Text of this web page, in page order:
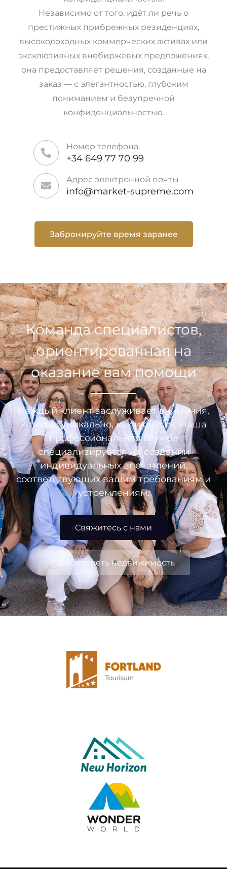
Независимо от того, идёт ли речь о
престижных прибрежных резиденциях,
высокодоходных коммерческих активах или
эксклюзивных внебиржевых предложениях,
она предоставляет решения, созданные на
заказ — с элегантностью, глубоким
пониманием и безупречной
конфиденциальностью.
Номер телефона
+34 649 77 70 99
Адрес электронной почты
info@market-supreme.com
Забронируйте время заранее
Команда специалистов,
ориентированная на
оказание вам помощи
Каждый клиент заслуживает внимания,
которое уникально, как и он сам. Наша
профессиональная служба
специализируется на создании
индивидуальных впечатлений,
соответствующих вашим требованиям и
устремлениям.
Свяжитесь с нами
Просмотреть недвижимость